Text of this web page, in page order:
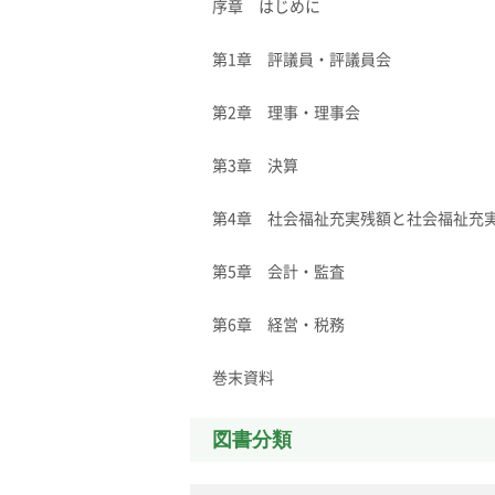
序章 はじめに
第1章 評議員・評議員会
第2章 理事・理事会
第3章 決算
第4章 社会福祉充実残額と社会福祉充
第5章 会計・監査
第6章 経営・税務
巻末資料
図書分類